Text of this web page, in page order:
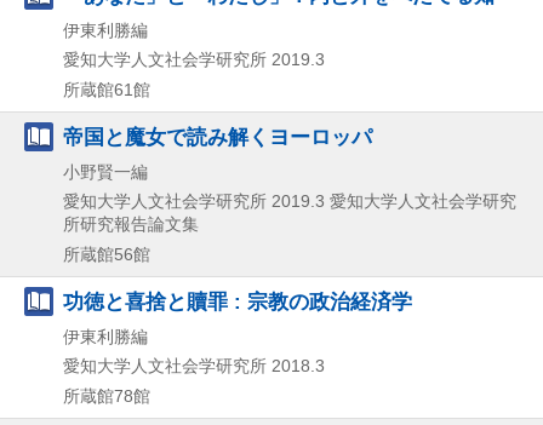
伊東利勝編
愛知大学人文社会学研究所 2019.3
所蔵館61館
帝国と魔女で読み解くヨーロッパ
小野賢一編
愛知大学人文社会学研究所 2019.3 愛知大学人文社会学研究
所研究報告論文集
所蔵館56館
功徳と喜捨と贖罪 : 宗教の政治経済学
伊東利勝編
愛知大学人文社会学研究所 2018.3
所蔵館78館